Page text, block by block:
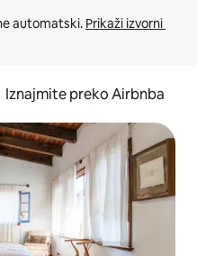
automatski. Prikaži izvorni
Iznajmite preko Airbnba